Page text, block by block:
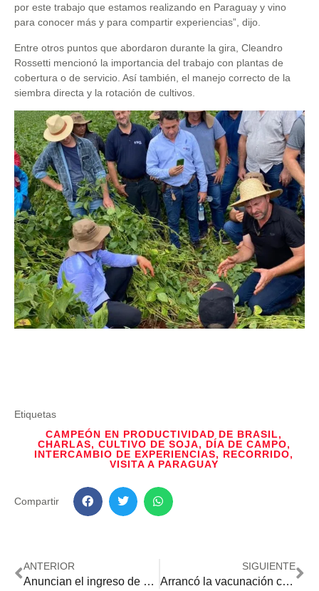
por este trabajo que estamos realizando en Paraguay y vino
para conocer más y para compartir experiencias”, dijo.
Entre otros puntos que abordaron durante la gira, Cleandro
Rossetti mencionó la importancia del trabajo con plantas de
cobertura o de servicio. Así también, el manejo correcto de la
siembra directa y la rotación de cultivos.
Etiquetas
CAMPEÓN EN PRODUCTIVIDAD DE BRASIL,
CHARLAS, CULTIVO DE SOJA, DÍA DE CAMPO,
INTERCAMBIO DE EXPERIENCIAS, RECORRIDO,
VISITA A PARAGUAY
Compartir
ANTERIOR
Anuncian el ingreso de un sistema de tormentas en toda la región Oriental
SIGUIENTE
Arrancó la vacunación contra la fiebre aftosa: el objetivo es llegar a 13.350.000 cabezas